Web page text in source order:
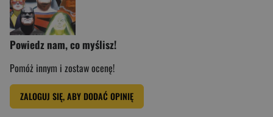
Powiedz nam, co myślisz!
Pomóż innym i zostaw ocenę!
ZALOGUJ SIĘ, ABY DODAĆ OPINIĘ